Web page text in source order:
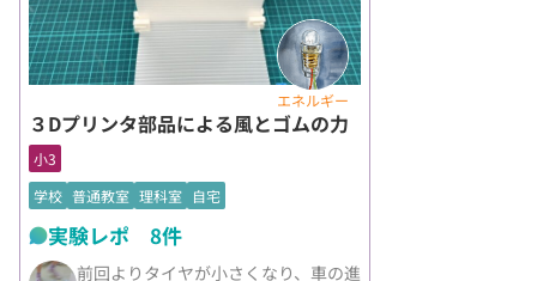
エネルギー
３Dプリンタ部品による風とゴムの力
小3
学校 普通教室 理科室 自宅
実験レポ 8件
前回よりタイヤが小さくなり、車の進